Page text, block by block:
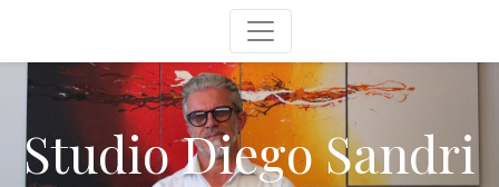
Studio Diego Sandri